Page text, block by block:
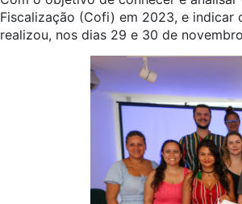
Fiscalização (Cofi) em 2023, e indicar
realizou, nos dias 29 e 30 de